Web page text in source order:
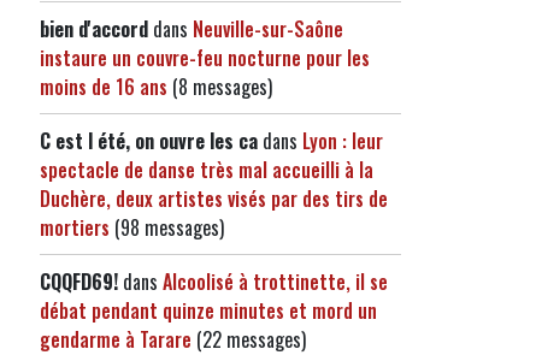
bien d'accord dans Neuville-sur-Saône
instaure un couvre-feu nocturne pour les
moins de 16 ans (8 messages)
C est l été, on ouvre les ca dans Lyon : leur
spectacle de danse très mal accueilli à la
Duchère, deux artistes visés par des tirs de
mortiers (98 messages)
CQQFD69! dans Alcoolisé à trottinette, il se
débat pendant quinze minutes et mord un
gendarme à Tarare (22 messages)